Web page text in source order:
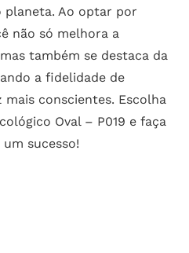
Ao optar por
não só melhora a
também se destaca da
a fidelidade de
mais conscientes. Escolha
Oval – P019 e faça
sucesso!